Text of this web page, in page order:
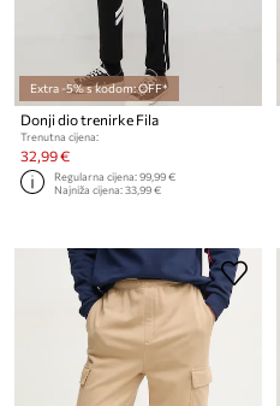
Extra -5% s kodom: OFF*
Donji dio trenirke Fila
Trenutna cijena:
32,99 €
Regularna cijena:99,99 €
Najniža cijena:33,99 €